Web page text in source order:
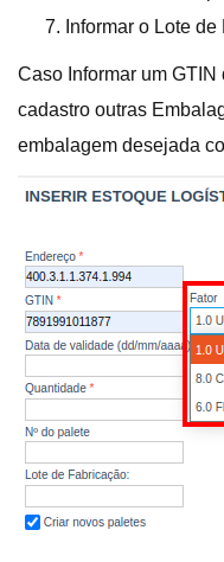
Informar o Lote
Caso Informar um
cadastro outras
embalagem desejada